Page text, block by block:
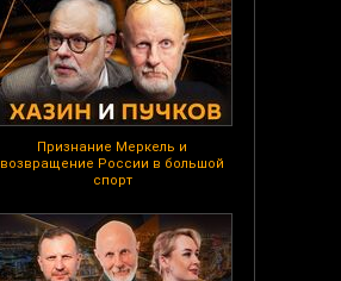
Признание Меркель и
возвращение России в большой
спорт